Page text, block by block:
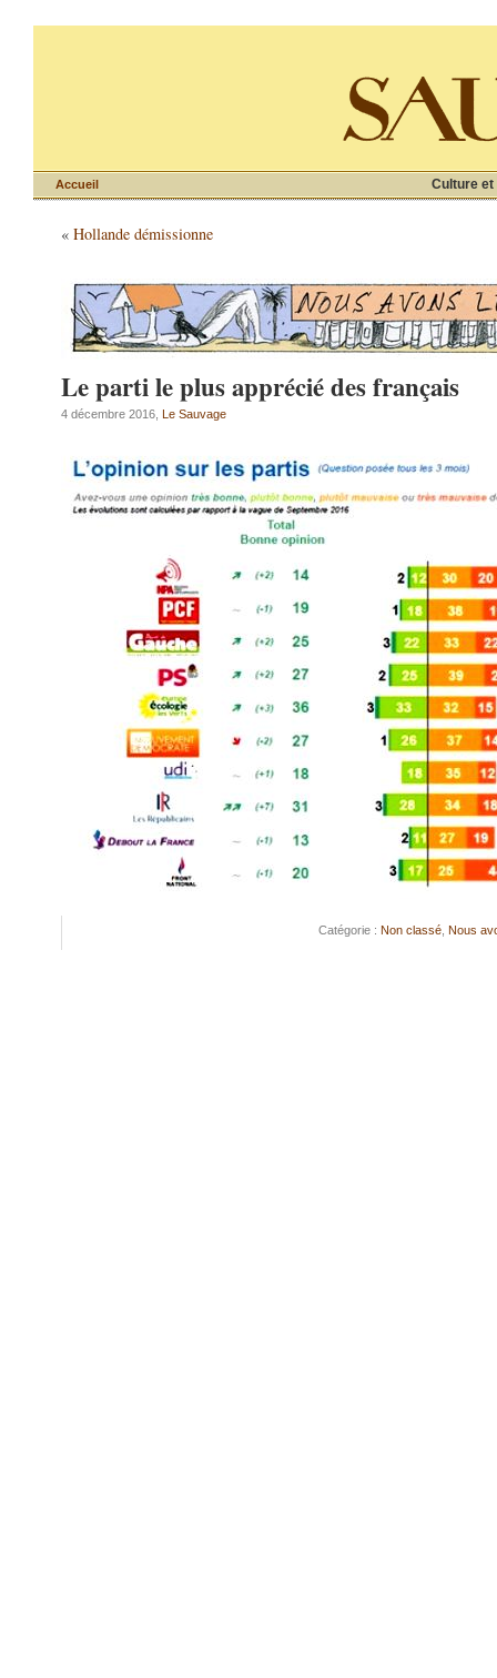
Culture et
Accueil
« Hollande démissionne
Le parti le plus apprécié des français
4 décembre 2016, Le Sauvage
Catégorie : Non classé Nous